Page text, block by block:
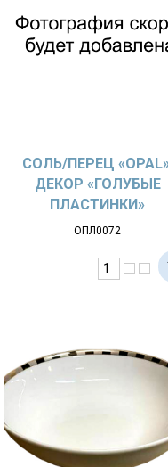
СОЛЬ/ПЕРЕЦ
ДЕКОР «ГОЛУБЫЕ
ПЛАСТИНКИ»
ОПЛ0072